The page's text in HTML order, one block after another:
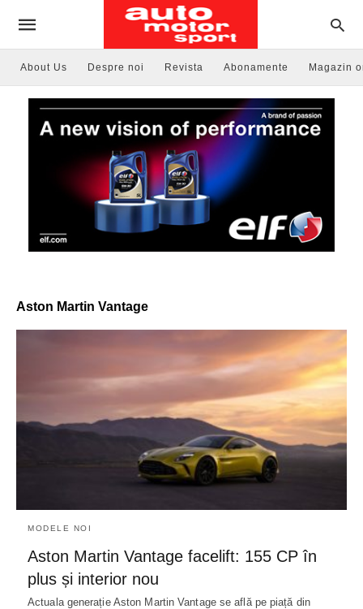
About Us Despre noi Revista Abonamente Magazin
Aston Martin Vantage
MODELE NOI
Aston Martin Vantage facelift: 155 CP în
plus și interior nou
Actuala generație Aston Martin Vantage se află pe piață din